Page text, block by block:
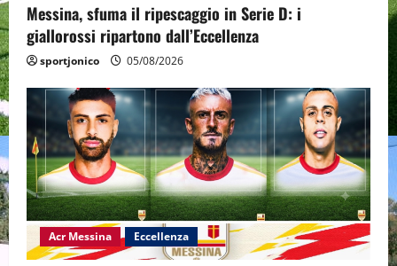
Messina, sfuma il ripescaggio in Serie D: i
giallorossi ripartono dall’Eccellenza
sportjonico 05/08/2026
Acr Messina Eccellenza